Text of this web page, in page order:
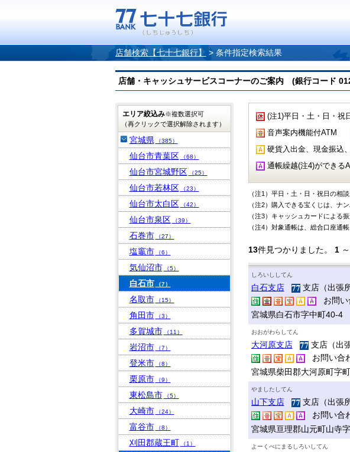
店舗検索【七十七銀行】 > 条件指定検索結果
店舗・キャッシュサービスコーナーのご案内 (銀行コード
(注1)平日・土・日・祝
音声案内機能付ATM
硬貨入出金、現金振込
通帳繰越(注4)ができる
（注1）平日・土・日・祝日の相
（注2）購入できる宝くじは、ナ
（注3）キャッシュカードによる
（注4）対象通帳は、総合口座通
13件見つかりました。 1～
しろいししてん
白石支店
支店（出張
お問い
宮城県白石市字中町40-4
おおがわらしてん
大河原支店
支店（出
お問い合
宮城県柴田郡大河原町字
やましたしてん
山下支店
支店（出張
お問い合
宮城県亘理郡山元町山寺
よーくべにまるしろいしてん
エリア絞込み※複数選択可
（再クリックで選択解除されます）
宮城県 （385）
仙台市青葉区 （68）
仙台市宮城野区 （25）
仙台市若林区 （23）
仙台市太白区 （42）
仙台市泉区 （39）
石巻市 （27）
塩竈市 （6）
気仙沼市 （5）
白石市 （7）
名取市 （15）
角田市 （3）
多賀城市 （11）
岩沼市 （7）
登米市 （8）
栗原市 （9）
東松島市 （5）
大崎市 （24）
富谷市 （8）
刈田郡蔵王町 （1）